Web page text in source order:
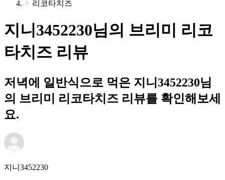
리코타치즈
지니3452230님의 브리미 리코
타치즈 리뷰
저녁에 일반식으로 먹은 지니3452230님
의 브리미 리코타치즈 리뷰를 확인해보세
요.
지니3452230